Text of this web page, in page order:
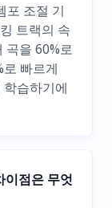
조절 기
트랙의 속
곡을 60%로
빠르게
습하기에
점은 무엇